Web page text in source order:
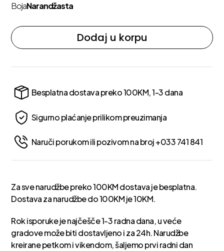
BojaNarandžasta
Dodaj u korpu
Besplatna dostava preko 100KM, 1-3 dana
Sigurno plaćanje prilikom preuzimanja
Naruči porukom ili pozivom na broj +033 741 841
Za sve narudžbe preko 100KM dostava je besplatna.
Dostava za narudžbe do 100KM je 10KM.
Rok isporuke je najčešče 1-3 radna dana, u veće
gradove može biti dostavljeno i za 24h. Narudžbe
kreirane petkom i vikendom, šaljemo prvi radni dan